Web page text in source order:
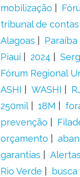
mobilização
tribunal de contas
Alagoas
Paraíba
Piauí
2024
Fórum Regional
ASHI
WASHI
250mil
18M
prevenção
orçamento
garantias
Alertas
Rio Verde